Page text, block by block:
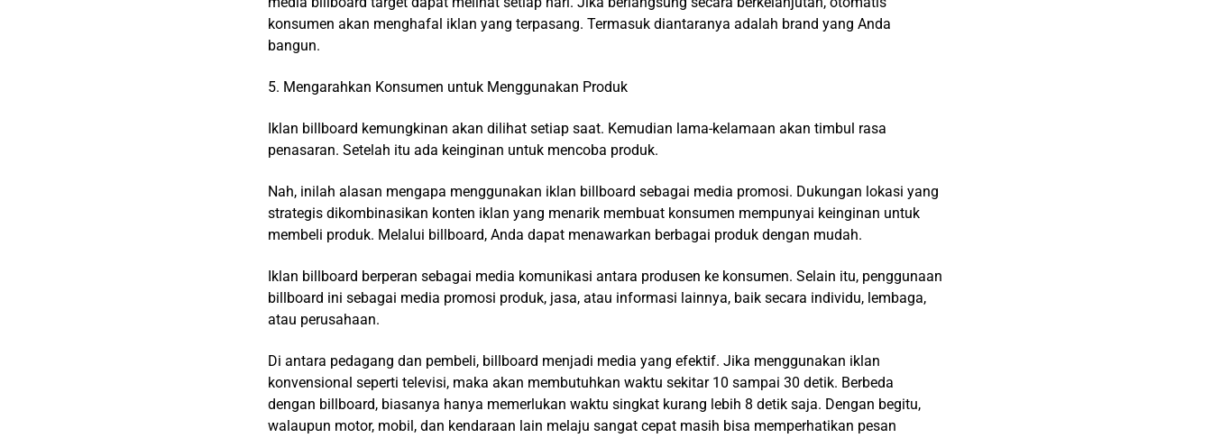
konsumen akan menghafal iklan yang terpasang. Termasuk diantaranya adalah brand yang Anda
bangun.
5. Mengarahkan Konsumen untuk Menggunakan Produk
Iklan billboard kemungkinan akan dilihat setiap saat. Kemudian lama-kelamaan akan timbul rasa
penasaran. Setelah itu ada keinginan untuk mencoba produk.
Nah, inilah alasan mengapa menggunakan iklan billboard sebagai media promosi. Dukungan lokasi yang
strategis dikombinasikan konten iklan yang menarik membuat konsumen mempunyai keinginan untuk
membeli produk. Melalui billboard, Anda dapat menawarkan berbagai produk dengan mudah.
Iklan billboard berperan sebagai media komunikasi antara produsen ke konsumen. Selain itu, penggunaan
billboard ini sebagai media promosi produk, jasa, atau informasi lainnya, baik secara individu, lembaga,
atau perusahaan.
Di antara pedagang dan pembeli, billboard menjadi media yang efektif. Jika menggunakan iklan
konvensional seperti televisi, maka akan membutuhkan waktu sekitar 10 sampai 30 detik. Berbeda
dengan billboard, biasanya hanya memerlukan waktu singkat kurang lebih 8 detik saja. Dengan begitu,
walaupun motor, mobil, dan kendaraan lain melaju sangat cepat masih bisa memperhatikan pesan